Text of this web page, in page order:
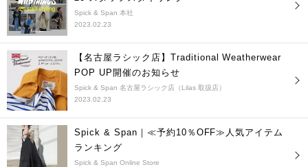
Spick & Span 本社
2023.02.23
【名古屋ラシック店】Traditional Weatherwear
POP UP開催のお知らせ
Spick & Span 名古屋ラシック店（Lilas 取扱店）
2023.02.23
Spick & Span｜≪予約10％OFF≫人気アイテム
ランキング
Spick & Span Online Store